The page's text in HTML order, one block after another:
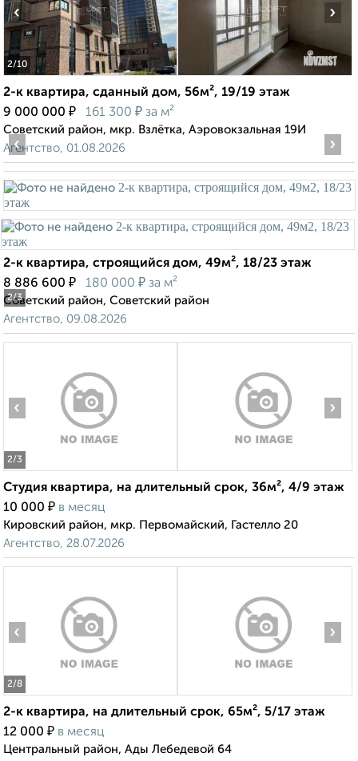
2/10
‹ ›
2-к квартира, сданный дом, 56м², 19/19 этаж
9 000 000 ₽ 161 300 ₽ за м²
Советский район, мкр. Взлётка, Аэровокзальная 19И
Агентство, 01.08.2026
2/3
‹ ›
2-к квартира, строящийся дом, 49м², 18/23 этаж
8 886 600 ₽ 180 000 ₽ за м²
Советский район, Советский район
Агентство, 09.08.2026
2/3
‹ ›
Студия квартира, на длительный срок, 36м², 4/9 этаж
10 000 ₽ в месяц
Кировский район, мкр. Первомайский, Гастелло 20
Агентство, 28.07.2026
2/8
‹ ›
2-к квартира, на длительный срок, 65м², 5/17 этаж
12 000 ₽ в месяц
Центральный район, Ады Лебедевой 64